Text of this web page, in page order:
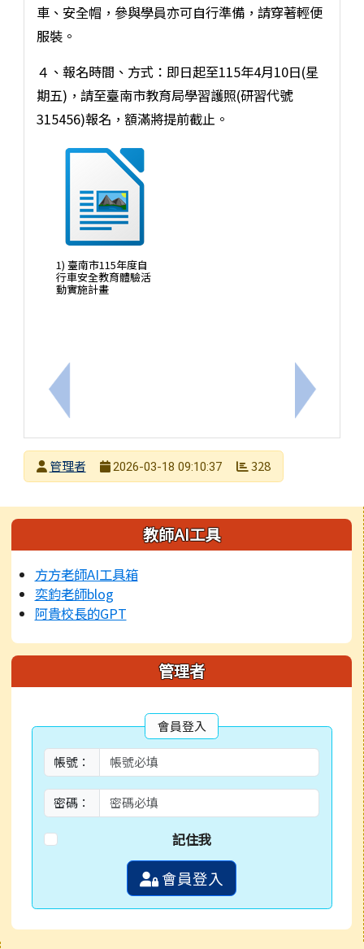
上一筆：新北市政府警察局115年婦幼安全「攝影創
車、安全帽，參與學員亦可自行準備，請穿著輕便
服裝。
４、報名時間、方式：即日起至115年4月10日(星
期五)，請至臺南市教育局學習護照(研習代號
315456)報名，額滿將提前截止。
1) 臺南市115年度自
行車安全教育體驗活
動實施計畫
下一筆：
發布者管理者
2026-03-18 09:10:37 328
左邊區域內容 教師AI工具
方方老師AI工具箱
奕鈞老師blog
阿貴校長的GPT
管理者
會員登入
帳號：
密碼：
記住我
會員登入